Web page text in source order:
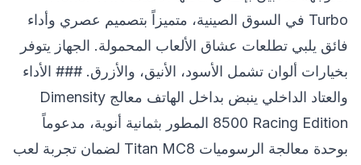
Turbo في السوق الصينية، متميزاً بتصميم عصري وأداء
فائق يلبي تطلعات عشاق الألعاب المحمولة. الجهاز يتوفر
بخيارات ألوان تشمل الأسود، الأنيق، والأزرق. ### الأداء
والعتاد الداخلي ينبض بداخل الهاتف معالج Dimensity
8500 Racing Edition المطور بثمانية أنوية، مدعوماً
بوحدة معالجة الرسوميات Titan MC8 لضمان تجربة لعب